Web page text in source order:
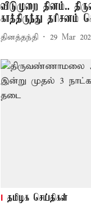
விடுமுறை தினம்..
காத்திருந்து
தினத்தந்தி 29 Mar
தமிழக செய்திகள்